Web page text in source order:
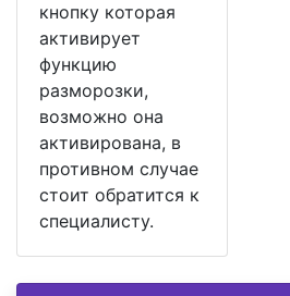
кнопку которая
активирует
функцию
разморозки,
возможно она
активирована, в
противном случае
стоит обратится к
специалисту.